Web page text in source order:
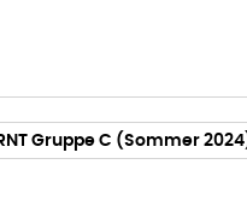
Gruppe C (Sommer